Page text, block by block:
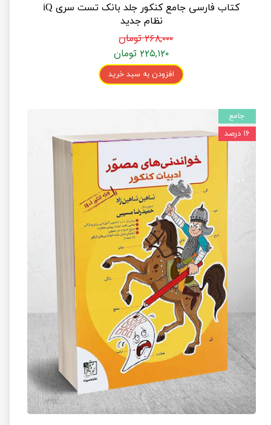
کتاب فارسی جامع کنکور جلد بانک تست سری iQ
نظام جدید
۲۶۸,۰۰۰ تومان
۲۲۵,۱۲۰ تومان
افزودن به سبد خرید
جامع
۱۶ درصد